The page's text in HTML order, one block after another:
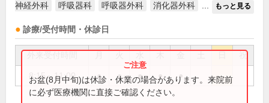
神経外科
呼吸器科 呼吸器外科 消化器外科 もっと見る
診療/受付時間・休診日
祝
8:15～11:00 ● ● ● ● ●
お盆(8月中旬)は休診・休業の場合があります。来院前
に必ず医療機関に直接ご確認ください。